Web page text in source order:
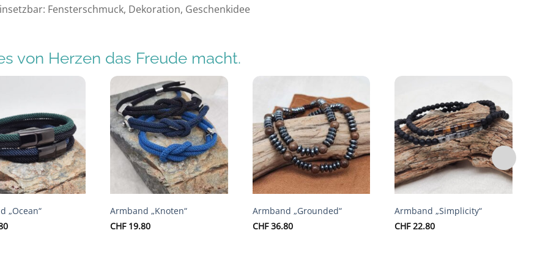
Fensterschmuck, Dekoration, Geschenkidee
von Herzen das Freude macht.
Auf die
Wunschliste
„Ocean“
Auf die
Wunschliste
Armband „Knoten“
CHF19.80
Auf die
Wunschliste
Armband „Grounded“
CHF36.80
Auf die
Wunschliste
Armband „Simplicity“
CHF22.80